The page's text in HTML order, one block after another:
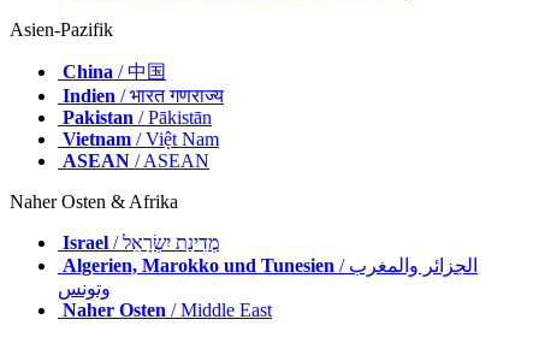
Asien-Pazifik
China / 中国
Indien / भारत गणराज्य
Pakistan / Pākistān
Vietnam / Việt Nam
ASEAN / ASEAN
Naher Osten & Afrika
Israel
/ מְדִינַת יִשְׂרָאֵל
Algerien, Marokko und Tunesien / الجزائر والمغرب
وتونس
Naher Osten / Middle East